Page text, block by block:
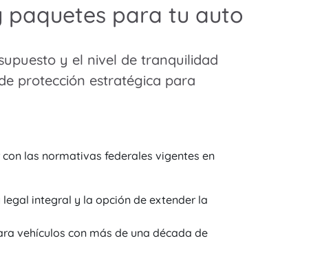
paquetes para tu auto
y el nivel de tranquilidad
protección estratégica para
las normativas federales vigentes en
integral y la opción de extender la
vehículos con más de una década de